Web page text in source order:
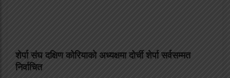
शेर्पा संघ दक्षिण कोरियाको अध्यक्षमा दोर्ची शेर्पा सर्वसम्मत
निर्वाचित